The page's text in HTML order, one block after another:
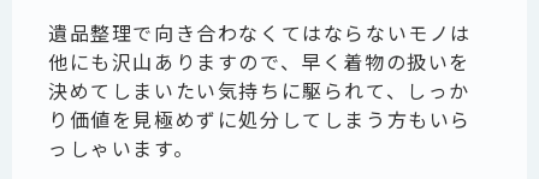
遺品整理で向き合わなくてはならないモノは
他にも沢山ありますので、早く着物の扱いを
決めてしまいたい気持ちに駆られて、しっか
り価値を見極めずに処分してしまう方もいら
っしゃいます。